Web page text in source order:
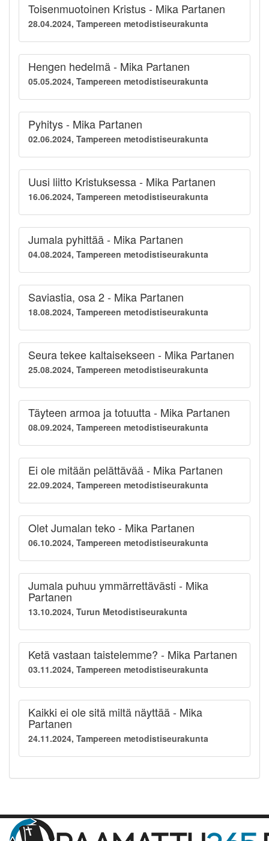
Toisenmuotoinen Kristus - Mika Partanen
28.04.2024, Tampereen metodistiseurakunta
Hengen hedelmä - Mika Partanen
05.05.2024, Tampereen metodistiseurakunta
Pyhitys - Mika Partanen
02.06.2024, Tampereen metodistiseurakunta
Uusi liitto Kristuksessa - Mika Partanen
16.06.2024, Tampereen metodistiseurakunta
Jumala pyhittää - Mika Partanen
04.08.2024, Tampereen metodistiseurakunta
Saviastia, osa 2 - Mika Partanen
18.08.2024, Tampereen metodistiseurakunta
Seura tekee kaltaisekseen - Mika Partanen
25.08.2024, Tampereen metodistiseurakunta
Täyteen armoa ja totuutta - Mika Partanen
08.09.2024, Tampereen metodistiseurakunta
Ei ole mitään pelättävää - Mika Partanen
22.09.2024, Tampereen metodistiseurakunta
Olet Jumalan teko - Mika Partanen
06.10.2024, Tampereen metodistiseurakunta
Jumala puhuu ymmärrettävästi - Mika
Partanen
13.10.2024, Turun Metodistiseurakunta
Ketä vastaan taistelemme? - Mika Partanen
03.11.2024, Tampereen metodistiseurakunta
Kaikki ei ole sitä miltä näyttää - Mika
Partanen
24.11.2024, Tampereen metodistiseurakunta